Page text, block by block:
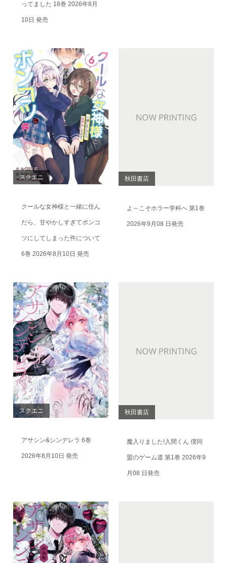
ってました 18巻 2026年8月
10日 発売
スクエニ
クールな女神様と一緒に住ん
だら、甘やかしすぎてポンコ
ツにしてしまった件について
6巻 2026年8月10日 発売
秋田書店
よ～こそホラー学科へ 第1巻
2026年9月08 日発売
スクエニ
アサシン&シンデレラ 6巻
2026年8月10日 発売
秋田書店
魔入りました!入間くん 僕同
盟のゲーム道 第1巻 2026年9
月08 日発売